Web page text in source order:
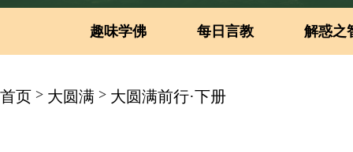
趣味学佛 每日言教 解惑之
首页 > 大圆满 > 大圆满前行·下册